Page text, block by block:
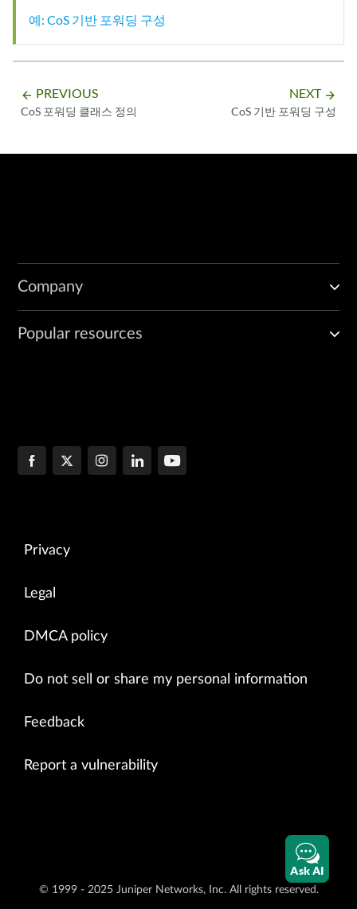
예: CoS 기반 포워딩 구성
arrow_backward PREVIOUS
CoS 포워딩 클래스 정의
NEXT arrow_forward
CoS 기반 포워딩 구성
Company
Popular resources
Privacy
Legal
DMCA policy
Do not sell or share my personal information
Feedback
Report a vulnerability
© 1999 - 2025 Juniper Networks, Inc. All rights reserved.
Ask AI